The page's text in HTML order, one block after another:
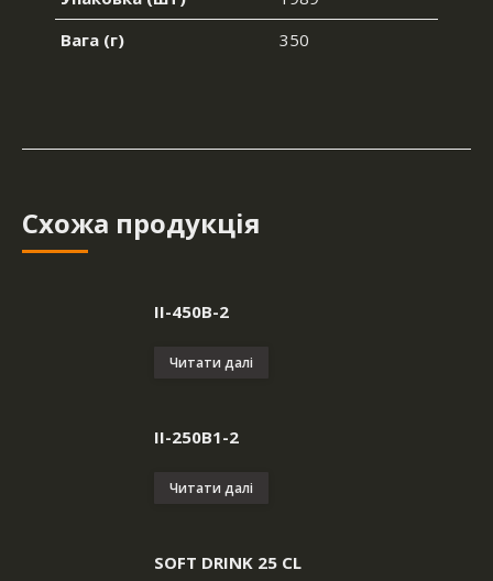
Вага (г)
350
Cхожа продукція
II-450B-2
Читати далі
II-250B1-2
Читати далі
SOFT DRINK 25 CL